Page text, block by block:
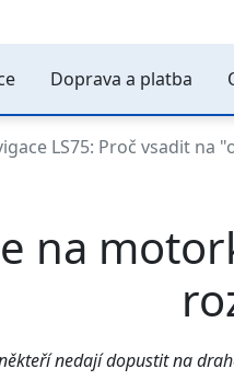
Doprava a platba
LS75: Proč vsadit na
na
nedají dopustit na